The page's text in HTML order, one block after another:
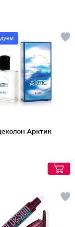
Арктик